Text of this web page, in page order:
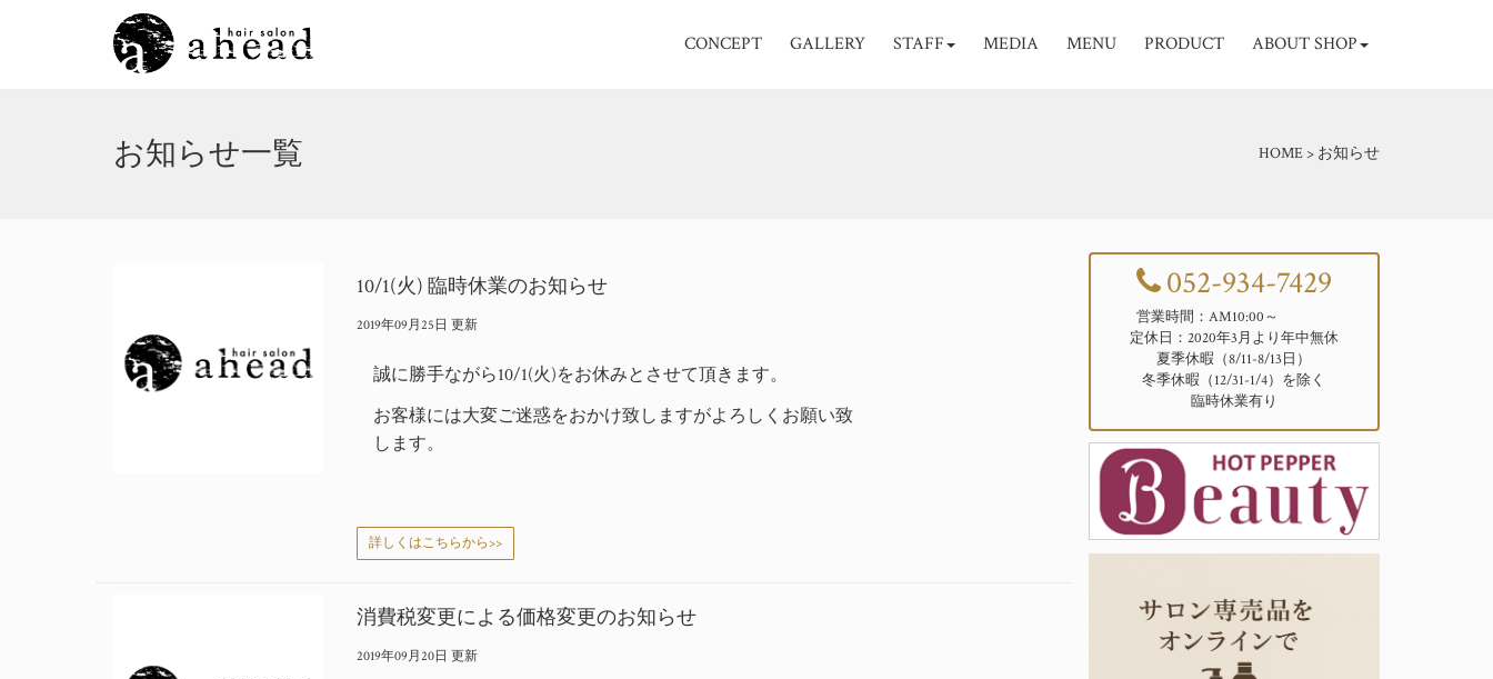
CONCEPT GALLERY STAFF MEDIA MENU PRODUCT ABOUT SHOP
お知らせ一覧 HOME> お知らせ
10/1(火) 臨時休業のお知らせ
2019年09月25日 更新
誠に勝手ながら10/1(火)をお休みとさせて頂きます。
お客様には大変ご迷惑をおかけ致しますがよろしくお願い致
します。
詳しくはこちらから>>
消費税変更による価格変更のお知らせ
2019年09月20日 更新
052-934-7429
営業時間：AM10:00～
定休日：2020年3月より年中無休
夏季休暇（8/11-8/13日）
冬季休暇（12/31-1/4）を除く
臨時休業有り